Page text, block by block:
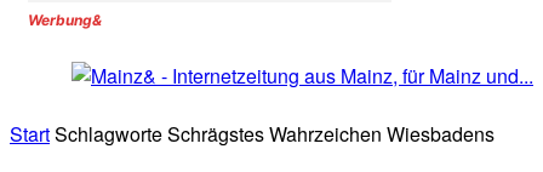
Werbung&
StartSchlagworteSchrägstes Wahrzeichen Wiesbadens